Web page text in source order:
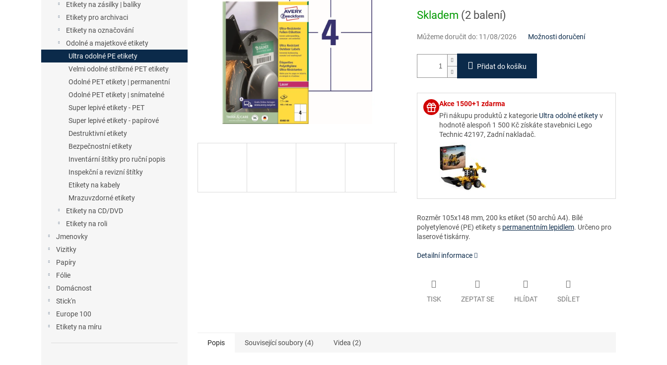
e
l
Etikety na zásilky | balíky
Etikety pro archivaci
Etikety na označování
Odolné a majetkové etikety
Ultra odolné PE etikety
Velmi odolné stříbrné PET etikety
Odolné PET etikety | permanentní
Odolné PET etikety | snímatelné
Super lepivé etikety - PET
Super lepivé etikety - papírové
Destruktivní etikety
Bezpečnostní etikety
Inventární štítky pro ruční popis
Inspekční a revizní štítky
Etikety na kabely
Mrazuvzdorné etikety
Etikety na CD/DVD
Etikety na roli
Jmenovky
Vizitky
Papíry
Fólie
Domácnost
Stick'n
Europe 100
Etikety na míru
cena:
Skladem (2 balení)
Můžeme doručit do: 11/08/2026 Možnosti doručení
Přidat do košíku
Akce 1500+1 zdarma
Při nákupu produktů z kategorie Ultra odolné etiketyv
hodnotě alespoň 1 500 Kč získáte stavebnici Lego
Technic 42197, Zadní nakladač.
Rozměr 105x148 mm, 200 ks etiket (50 archů A4). Bílé
polyetylenové (PE) etikety s permanentním lepidlem. Určeno pro
laserové tiskárny.
Detailní informace
TISK ZEPTAT SE HLÍDAT SDÍLET
Popis Související soubory (4) Videa (2)